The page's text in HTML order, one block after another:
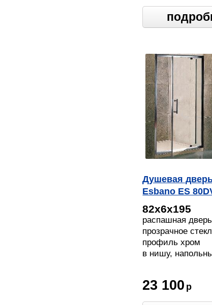
Душевая
Esbano ES
82х6х195
распашная дверь
прозрачное
профиль хром
в нишу,
23 100 р